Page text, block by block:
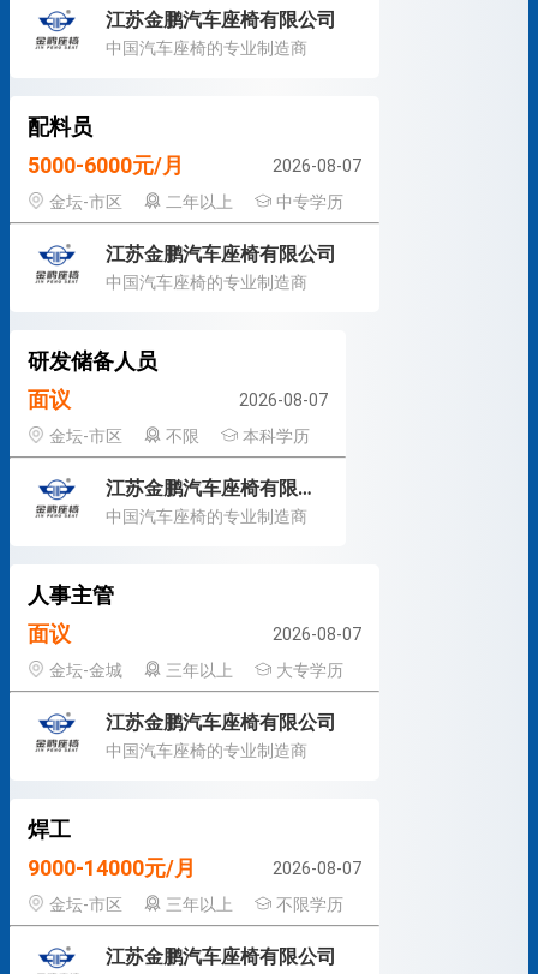
江苏金鹏汽车座椅有限公司
中国汽车座椅的专业制造商
配料员
5000-6000元/月
2026-08-07
金坛-市区
二年以上 中专学历
江苏金鹏汽车座椅有限公司
中国汽车座椅的专业制造商
研发储备人员
面议
2026-08-07
金坛-市区
不限 本科学历
江苏金鹏汽车座椅有限公司
中国汽车座椅的专业制造商
人事主管
面议
2026-08-07
金坛-金城
三年以上 大专学历
江苏金鹏汽车座椅有限公司
中国汽车座椅的专业制造商
焊工
9000-14000元/月
2026-08-07
金坛-市区
三年以上 不限学历
江苏金鹏汽车座椅有限公司